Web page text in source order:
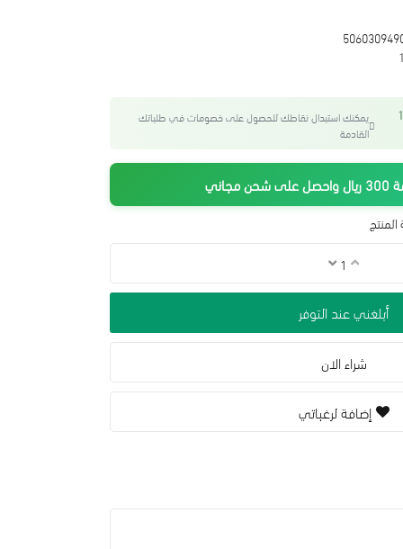
على 16
يمكنك استبدال نقاطك للحصول على خصومات في طلباتك
القادمة
أبلغني عند التوفر
شراء الان
إضافة لرغباتي